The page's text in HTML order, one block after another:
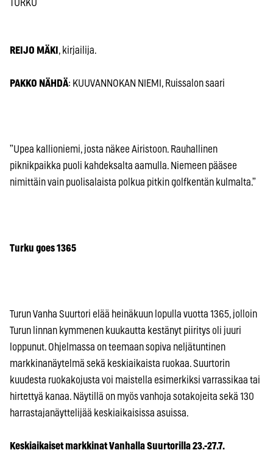
TURKU
REIJO MÄKI , kirjailija.
PAKKO NÄHDÄ: KUUVANNOKAN NIEMI, Ruissalon saari
”Upea kallioniemi, josta näkee Airistoon. Rauhallinen
piknikpaikka puoli kahdeksalta aamulla. Niemeen pääsee
nimittäin vain puolisalaista polkua pitkin golfkentän kulmalta.”
Turku goes 1365
Turun Vanha Suurtori elää heinäkuun lopulla vuotta 1365, jolloin
Turun linnan kymmenen kuukautta kestänyt piiritys oli juuri
loppunut. Ohjelmassa on teemaan sopiva neljätuntinen
markkinanäytelmä sekä keskiaikaista ruokaa. Suurtorin
kuudesta ruokakojusta voi maistella esimerkiksi varrassikaa tai
hirtettyä kanaa. Näytillä on myös vanhoja sotakojeita sekä 130
harrastajanäyttelijää keskiaikaisissa asuissa.
Keskiaikaiset markkinat Vanhalla Suurtorilla 23.-27.7.